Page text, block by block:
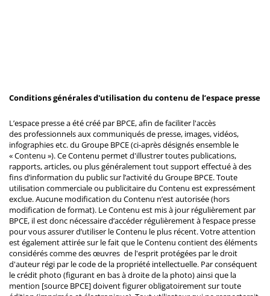
Conditions générales d'utilisation du contenu de l’espace presse
L’espace presse a été créé par BPCE, afin de faciliter l'accès
des professionnels aux communiqués de presse, images, vidéos,
infographies etc. du Groupe BPCE (ci-après désignés ensemble le
« Contenu »). Ce Contenu permet d'illustrer toutes publications,
rapports, articles, ou plus généralement tout support effectué à des
fins d’information du public sur l’activité du Groupe BPCE. Toute
utilisation commerciale ou publicitaire du Contenu est expressément
exclue. Aucune modification du Contenu n’est autorisée (hors
modification de format). Le Contenu est mis à jour régulièrement par
BPCE, il est donc nécessaire d’accéder régulièrement à l’espace presse
pour vous assurer d’utiliser le Contenu le plus récent. Votre attention
est également attirée sur le fait que le Contenu contient des éléments
considérés comme des œuvres de l'esprit protégées par le droit
d'auteur régi par le code de la propriété intellectuelle. Par conséquent
le crédit photo (figurant en bas à droite de la photo) ainsi que la
mention [source BPCE] doivent figurer obligatoirement sur toute